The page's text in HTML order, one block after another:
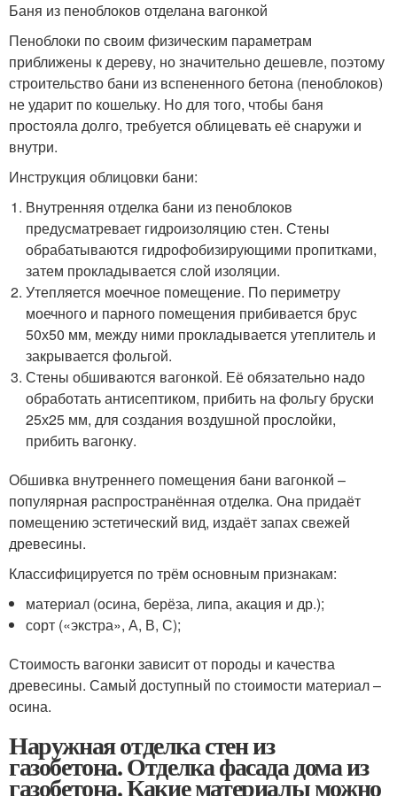
Баня из пеноблоков отделана вагонкой
Пеноблоки по своим физическим параметрам
приближены к дереву, но значительно дешевле, поэтому
строительство бани из вспененного бетона (пеноблоков)
не ударит по кошельку. Но для того, чтобы баня
простояла долго, требуется облицевать её снаружи и
внутри.
Инструкция облицовки бани:
Внутренняя отделка бани из пеноблоков
предусматревает гидроизоляцию стен. Стены
обрабатываются гидрофобизирующими пропитками,
затем прокладывается слой изоляции.
Утепляется моечное помещение. По периметру
моечного и парного помещения прибивается брус
50х50 мм, между ними прокладывается утеплитель и
закрывается фольгой.
Стены обшиваются вагонкой. Её обязательно надо
обработать антисептиком, прибить на фольгу бруски
25х25 мм, для создания воздушной прослойки,
прибить вагонку.
Обшивка внутреннего помещения бани вагонкой –
популярная распространённая отделка. Она придаёт
помещению эстетический вид, издаёт запах свежей
древесины.
Классифицируется по трём основным признакам:
материал (осина, берёза, липа, акация и др.);
сорт («экстра», А, В, С);
Стоимость вагонки зависит от породы и качества
древесины. Самый доступный по стоимости материал –
осина.
Наружная отделка стен из
газобетона. Отделка фасада дома из
газобетона. Какие материалы можно